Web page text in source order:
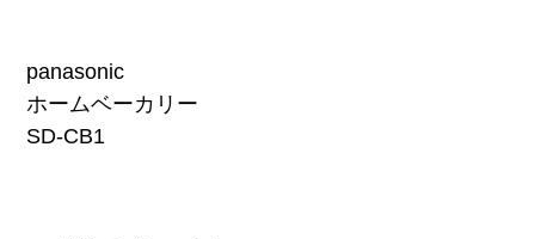
panasonic
ホームベーカリー
SD-CB1